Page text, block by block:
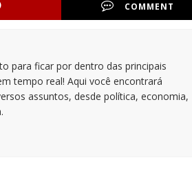
COMMENT
para ficar por dentro das principais
tempo real! Aqui você encontrará
assuntos, desde política, economia,